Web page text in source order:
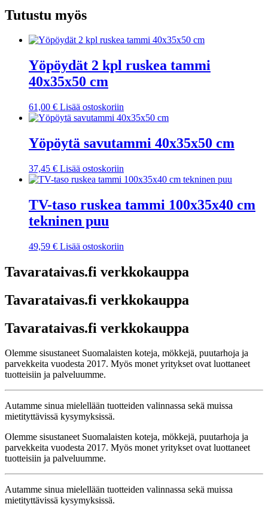
Tutustu myös
Yöpöydät 2 kpl ruskea tammi
40x35x50 cm
61,00 € Lisää ostoskoriin
Yöpöytä savutammi 40x35x50 cm
37,45 € Lisää ostoskoriin
TV-taso ruskea tammi 100x35x40 cm
tekninen puu
49,59 € Lisää ostoskoriin
Tavarataivas.fi verkkokauppa
Tavarataivas.fi verkkokauppa
Tavarataivas.fi verkkokauppa
Olemme sisustaneet Suomalaisten koteja, mökkejä, puutarhoja ja
parvekkeita vuodesta 2017. Myös monet yritykset ovat luottaneet
tuotteisiin ja palveluumme.
Autamme sinua mielellään tuotteiden valinnassa sekä muissa
mietityttävissä kysymyksissä.
Olemme sisustaneet Suomalaisten koteja, mökkejä, puutarhoja ja
parvekkeita vuodesta 2017. Myös monet yritykset ovat luottaneet
tuotteisiin ja palveluumme.
Autamme sinua mielellään tuotteiden valinnassa sekä muissa
mietityttävissä kysymyksissä.